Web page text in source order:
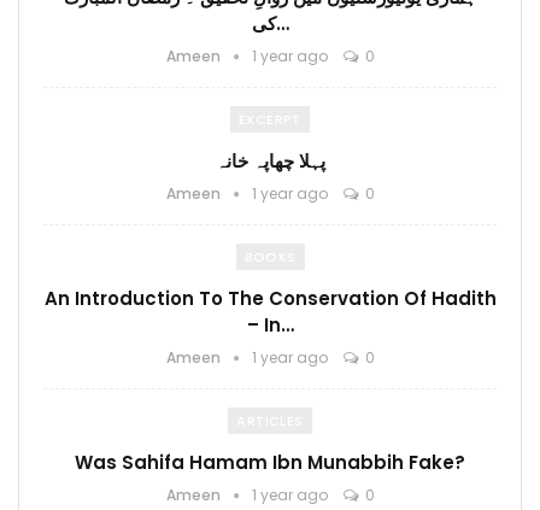
کی…
Ameen 1 year ago 0
پہلا چھاپہ خانہ
Ameen 1 year ago 0
An Introduction To The Conservation Of Hadith
– In…
Ameen 1 year ago 0
Was Sahifa Hamam Ibn Munabbih Fake?
Ameen 1 year ago 0